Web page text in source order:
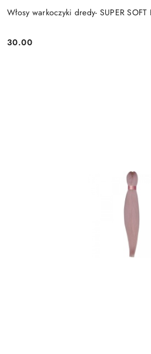
Włosy warkoczyki dredy- SUPER
Cena:
30.00